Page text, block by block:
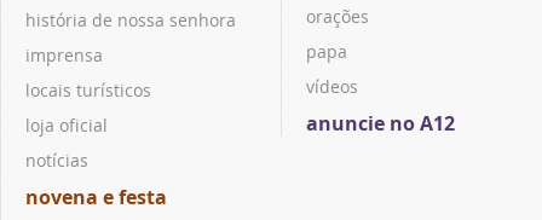
história de nossa senhora
imprensa
locais turísticos
loja oficial
notícias
novena e festa
orações
papa
vídeos
anuncie no A12